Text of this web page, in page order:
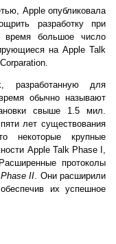
Apple опубликовала
разработку при
время большое число
на Apple Talk
разработанную для
обычно называют
свыше 1.5 мил.
лет существования
некоторые крупные
Apple Talk Phase I,
протоколы
II. Oни расширили
их успешное